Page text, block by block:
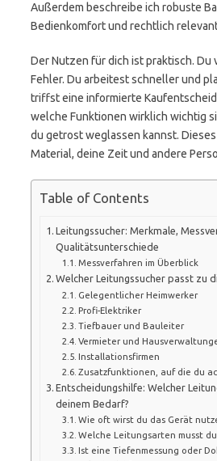
Außerdem beschreibe ich robuste
Bedienkomfort und rechtlich
Der Nutzen für dich ist praktisch. Du
Fehler. Du arbeitest schneller und
triffst eine informierte
welche Funktionen wirklich wichtig
du getrost weglassen kannst.
Material, deine Zeit und andere
Table of Contents
Leitungssucher: Merkmale,
Qualitätsunterschiede
Messverfahren im Überblick
Welcher Leitungssucher passt zu
Gelegentlicher Heimwerker
Profi-Elektriker
Tiefbauer und Bauleiter
Vermieter und
Installationsfirmen
Zusatzfunktionen, auf die du
Entscheidungshilfe: Welcher
deinem Bedarf?
Wie oft wirst du das Gerät
Welche Leitungsarten musst
Ist eine Tiefenmessung oder